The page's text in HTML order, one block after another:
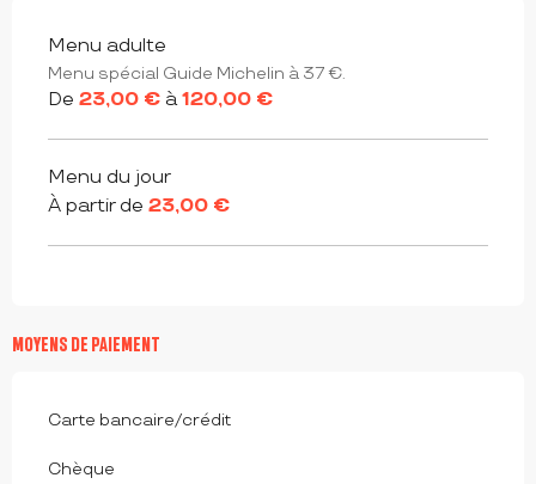
Tarifs 2026
Menu adulte
Menu spécial Guide Michelin à 37 €.
De 23,00 € à120,00 €
Menu du jour
À partir de 23,00 €
MOYENS DE PAIEMENT
Carte bancaire/crédit
Chèque